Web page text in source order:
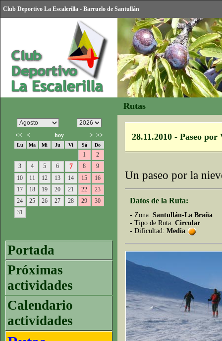
Club Deportivo La Escalerilla - Barruelo de Santullán
Rutas
<< < hoy > >>
Lu Ma Mi Ju Vi Sá Do
1
2
3
4 5 6 7 8
9
10
11 12 13 14 15
16
17
18 19 20 21 22
23
24
25 26 27 28 29
30
31
Portada
Próximas
actividades
Calendario
actividades
28.11.2010 - Paseo por
Un paseo por la
Datos de la Ruta:
- Zona: Santullán-La Braña
- Tipo de Ruta: Circular
- Dificultad: Media